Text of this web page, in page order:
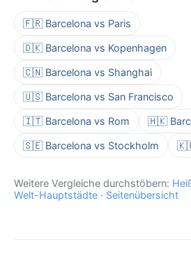
🇫🇷 Barcelona vs Paris
🇩🇰 Barcelona vs Kopenhagen
🇨🇳 Barcelona vs Shanghai
🇺🇸 Barcelona vs San Francisco
🇮🇹 Barcelona vs Rom 🇭🇰
🇸🇪 Barcelona vs Stockholm
Weitere Vergleiche durchstöbern:
Welt-Hauptstädte · Seitenübersicht